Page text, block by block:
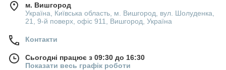
м. Вишгород
Україна, Київська область, м. Вишгород, вул. Шолуденка,
21, 9-й поверх, офіс 911, Вишгород, Україна
Контакти
Сьогодні працює з 09:30 до 16:30
Показати весь графік роботи